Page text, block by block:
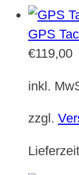
GPS
€119,00
inkl.
zzgl.